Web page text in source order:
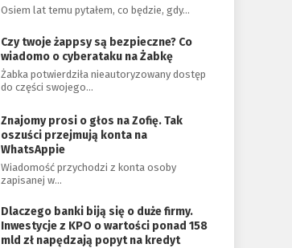
Osiem lat temu pytałem, co będzie, gdy…
Czy twoje żappsy są bezpieczne? Co
wiadomo o cyberataku na Żabkę
Żabka potwierdziła nieautoryzowany dostęp
do części swojego…
Znajomy prosi o głos na Zofię. Tak
oszuści przejmują konta na
WhatsAppie
Wiadomość przychodzi z konta osoby
zapisanej w…
Dlaczego banki biją się o duże firmy.
Inwestycje z KPO o wartości ponad 158
mld zł napędzają popyt na kredyt